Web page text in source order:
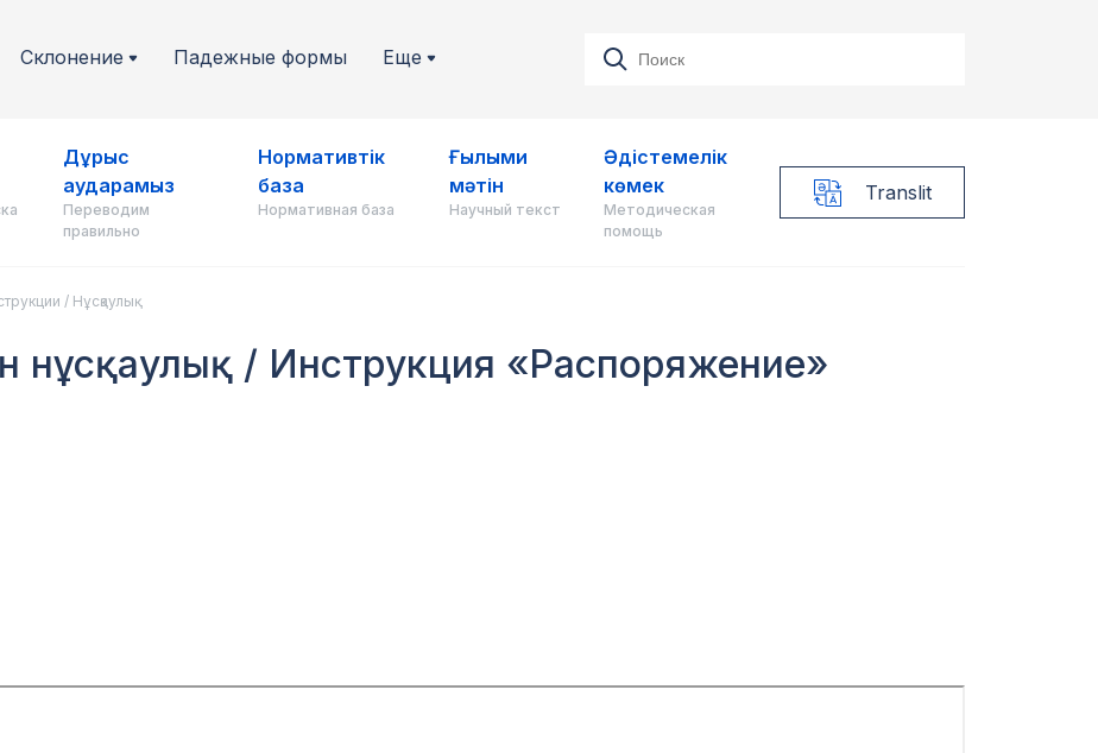
Склонение Падежные формы Еще
Дұрыс
аударамыз
Переводим
правильно
Нормативтік
база
Нормативная база
Ғылыми
мәтін
Научный текст
Әдістемелік
көмек
Методическая
помощь
Translit
/ Нұсқаулық
нұсқаулық / Инструкция «Распоряжение»